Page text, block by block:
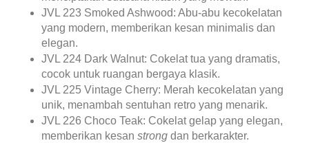
JVL 223 Smoked Ashwood: Abu-abu kecokelatan
yang modern, memberikan kesan minimalis dan
elegan.
JVL 224 Dark Walnut: Cokelat tua yang dramatis,
cocok untuk ruangan bergaya klasik.
JVL 225 Vintage Cherry: Merah kecokelatan yang
unik, menambah sentuhan retro yang menarik.
JVL 226 Choco Teak: Cokelat gelap yang elegan,
memberikan kesan strong dan berkarakter.